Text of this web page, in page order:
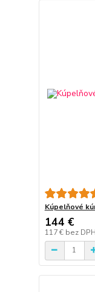
Kúpelňové
144 €
117 € bez DPH